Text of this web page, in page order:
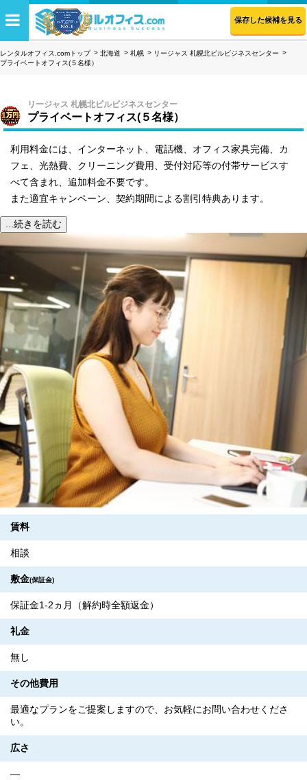
保存した候補を見る
レンタルオフィス.comトップ 北海道 札幌
リージャス 札幌北ビルビジネスセンター
プライベートオフィス(５名様）
リージャス 札幌北ビルビジネスセンター
プライベートオフィス(５名様）
利用料金には、インターネット、電話機、オフィス家具完備、カ
フェ、光熱費、クリーニング費用、受付対応等の付帯サービスす
べて含まれ、追加料金不要です。
また適宜キャンペーン、契約期間による割引特典あります。
...続きを読む
賃料
相談
敷金(保証金)
保証金1-2ヵ月（解約時全額返金）
礼金
無し
その他費用
最適なプランをご提案しますので、お気軽にお問い合わせくださ
い。
広さ
―